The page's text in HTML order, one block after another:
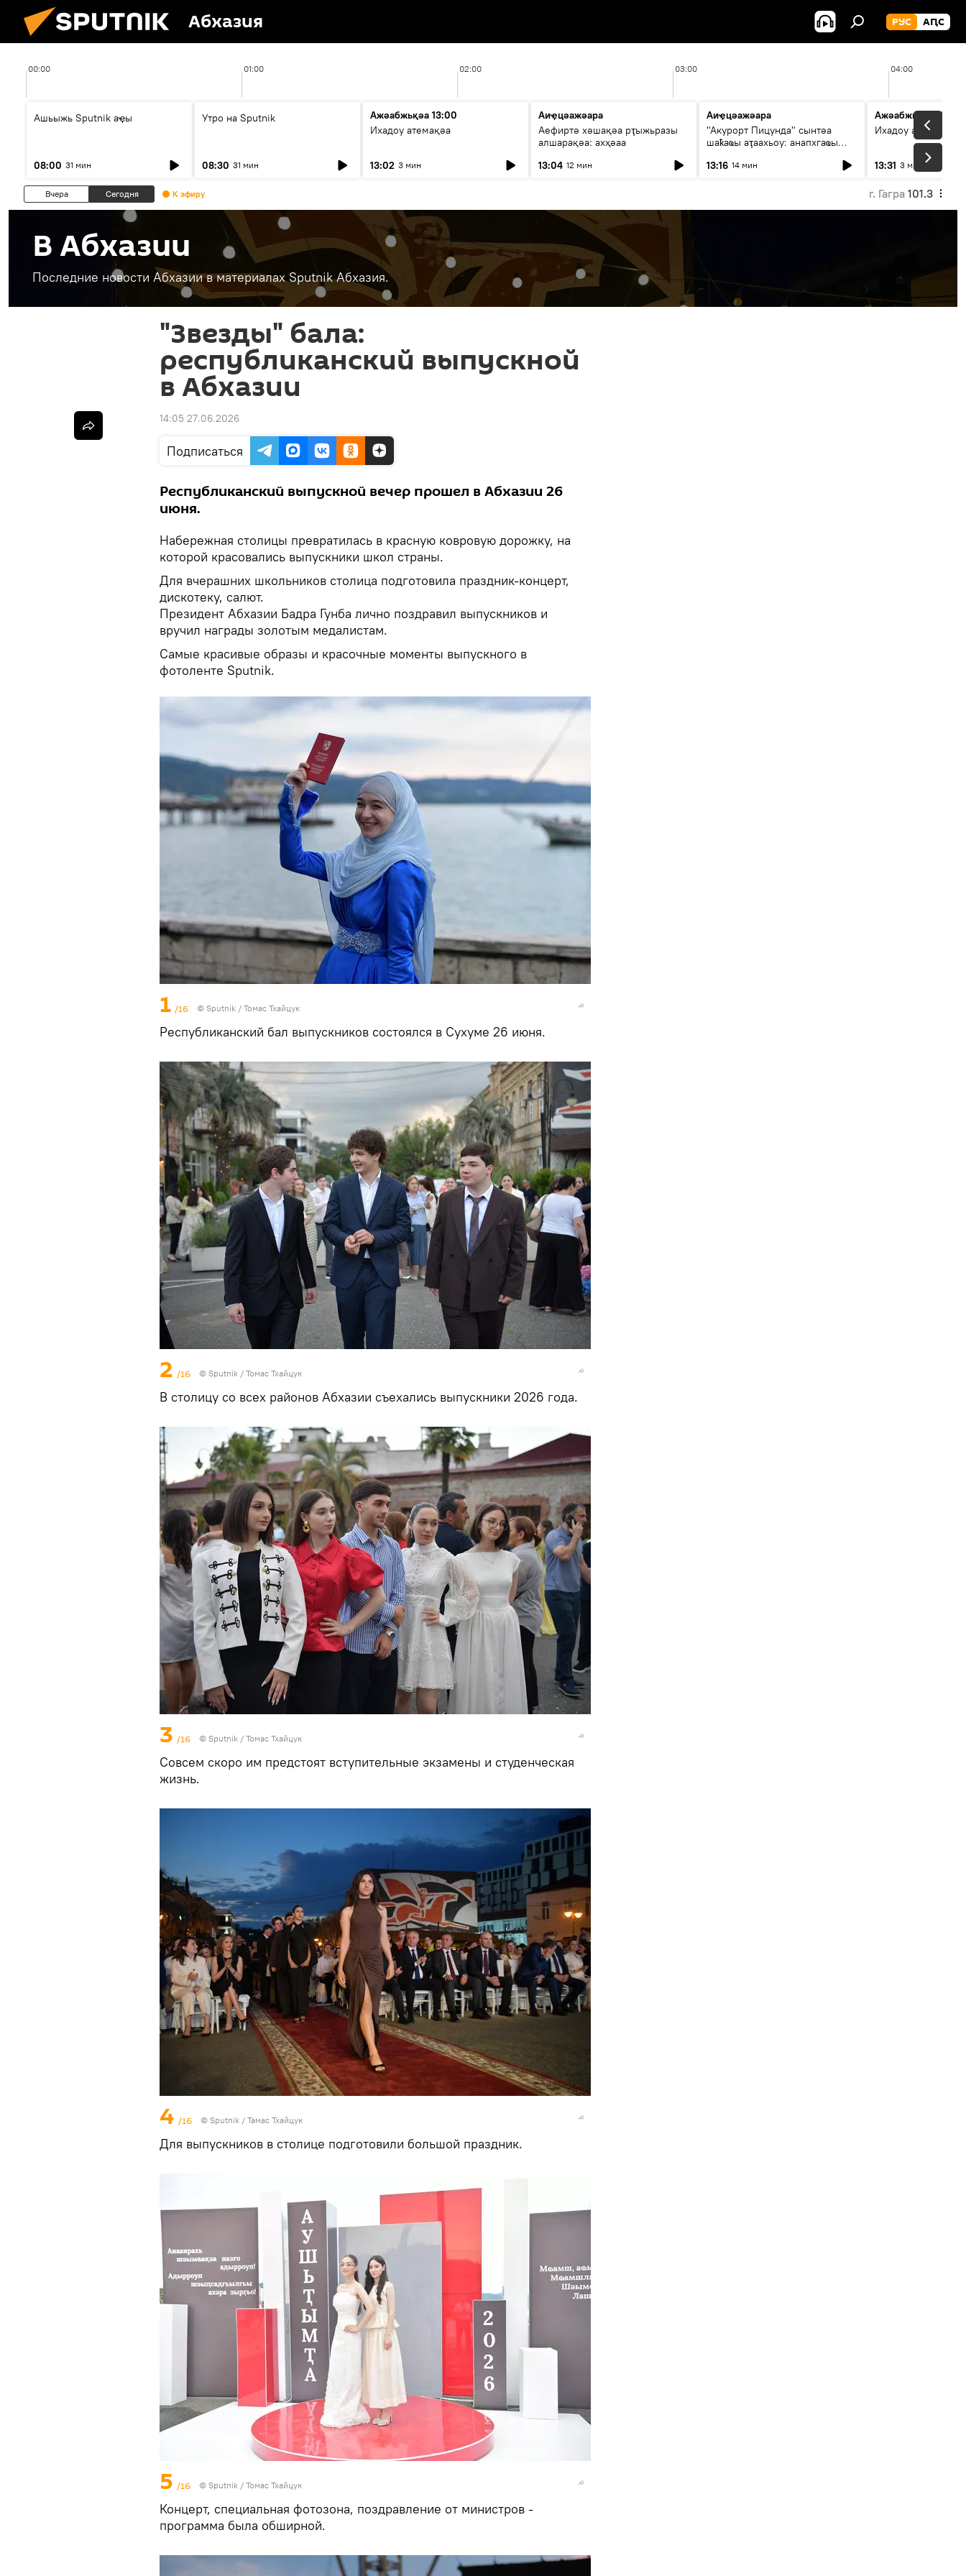
Абхазия РУС АԤС
00:00 01:00 02:00 03:00 04:00
Ашьыжь Sputnik аҿы
08:00 31 мин
Утро на Sputnik
08:30 31 мин
Ажәабжьқәа 13:00
Ихадоу атемақәа
13:02 3 мин
Аиҿцәажәара
Аефиртә хәшақәа рҭыжьразы
алшарақәа: ахҳәаа
13:04 12 мин
Аиҿцәажәара
"Акурорт Пицунда" сынтәа
шаҟаҩы аҭаахьоу: анапхгаҩы
13:16 14 мин
Ажәабжьқәа 13:30
Ихадоу атемақәа
13:31 3 мин
Вчера Сегодня К эфиру г. Гагра 101.3
В Абхазии
Последние новости Абхазии в материалах Sputnik Абхазия.
"Звезды" бала:
республиканский выпускной
в Абхазии
14:05 27.06.2026
Подписаться
Республиканский выпускной вечер прошел в Абхазии 26
июня.
Набережная столицы превратилась в красную ковровую дорожку, на
которой красовались выпускники школ страны.
Для вчерашних школьников столица подготовила праздник-концерт,
дискотеку, салют.
Президент Абхазии Бадра Гунба лично поздравил выпускников и
вручил награды золотым медалистам.
Самые красивые образы и красочные моменты выпускного в
фотоленте Sputnik.
1 /16 © Sputnik / Томас Тхайцук
Республиканский бал выпускников состоялся в Сухуме 26 июня.
2 /16 © Sputnik / Томас Тхайцук
В столицу со всех районов Абхазии съехались выпускники 2026 года.
3 /16 © Sputnik / Томас Тхайцук
Совсем скоро им предстоят вступительные экзамены и студенческая
жизнь.
4 /16 © Sputnik / Тамас Тхайцук
Для выпускников в столице подготовили большой праздник.
5 /16 © Sputnik / Томас Тхайцук
Концерт, специальная фотозона, поздравление от министров -
программа была обширной.